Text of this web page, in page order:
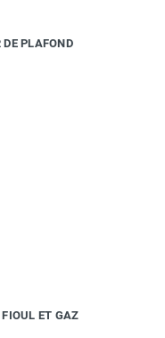
PLAFOND
ET GAZ